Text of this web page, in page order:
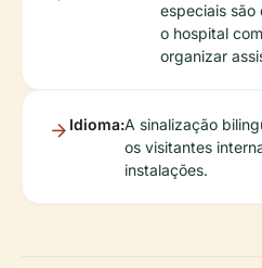
especiais
o hospital
organizar
Idioma:A sinalização
os visitantes
instalações.